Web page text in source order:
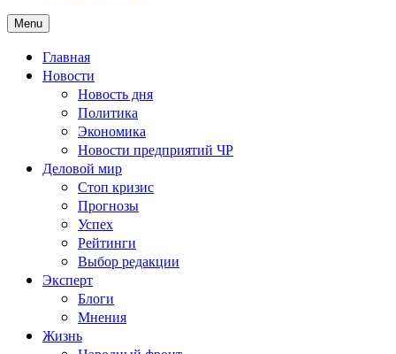
Menu
Главная
Новости
Новость дня
Политика
Экономика
Новости предприятий ЧР
Деловой мир
Стоп кризис
Прогнозы
Успех
Рейтинги
Выбор редакции
Эксперт
Блоги
Мнения
Жизнь